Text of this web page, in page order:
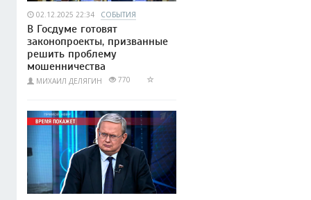
02.12.2025 22:34 СОБЫТИЯ
В Госдуме готовят
законопроекты, призванные
решить проблему
мошенничества
МИХАИЛ ДЕЛЯГИН 770